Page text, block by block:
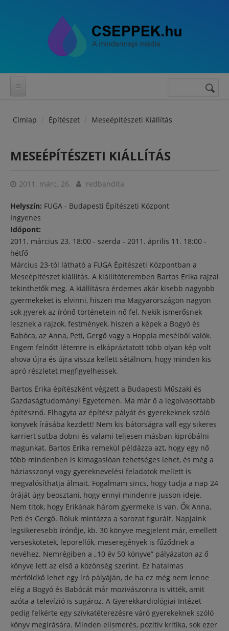
Keresés
Címlap Építészet Meseépítészeti Kiállítás
MESEÉPÍTÉSZETI KIÁLLÍTÁS
2011. márc. 26. redbandita
Helyszín: FUGA - Budapesti Építészeti Központ
Ingyenes
Időpont:
2011. március 23. 18:00 - szerda - 2011. április 11. 18:00 -
hétfő
Március 23-tól látható a FUGA Építészeti Központban a
Meseépítészet kiállítás. A kiállítóteremben Bartos Erika rajzai
tekinthetők meg. A kiállításra érdemes akár kisebb nagyobb
gyermekeket is elvinni, hiszen ma Magyarországon nagyon
sok gyerek az írónő történetein nő fel. Nekik ismerősnek
lesznek a rajzok, festmények, hiszen a képek a Bogyó és
Babóca, az Anna, Peti, Gergő vagy a Hoppla meséiből valók.
Engem felnőtt létemre is elkápráztatott több olyan kép volt
ahova újra és újra vissza kellett sétálnom, hogy minden kis
apró részletet megfigyelhessek.
Bartos Erika építészként végzett a Budapesti Műszaki és
Gazdaságtudományi Egyetemen. Ma már ő a legolvasottabb
építésznő. Elhagyta az építész pályát és gyerekeknek szóló
könyvek írásába kezdett! Nem kis bátorságra vall egy sikeres
karriert sutba dobni és valami teljesen másban kipróbálni
magunkat. Bartos Erika remekül példázza azt, hogy egy nő
több mindenben is kimagaslóan tehetséges lehet, és még a
háziasszonyi vagy gyereknevelési feladatok mellett is
megvalósíthatja álmait. Fogalmam sincs, hogy tudja a nap 24
óráját úgy beosztani, hogy ennyi mindenre jusson ideje.
Nem titok, hogy Erikának három gyermeke is van. Ők Anna,
Peti és Gergő. Róluk mintázza a sorozat figuráit. Napjaink
legsikeresebb írónője, kb. 30 könyve megjelent már, emellett
verseskötetek, leporellók, meseregények is fűződnek a
nevéhez. Nemrégiben a „10 év 50 könyve” pályázaton az ő
könyve lett az első a közönség szerint. Ez hatalmas
mérföldkő lehet egy író pályáján, de ha ez még nem lenne
elég a Bogyó és Babócát már mozivászonra is vitték, amit
azóta a televízió is sugároz. A Gyerekkardiológiai Intézet
pedig felkérte egy szívkatéterezésre váró gyerekeknek szóló
könyv megírására. Minden elismerés, pozitív kritika, sok ezer